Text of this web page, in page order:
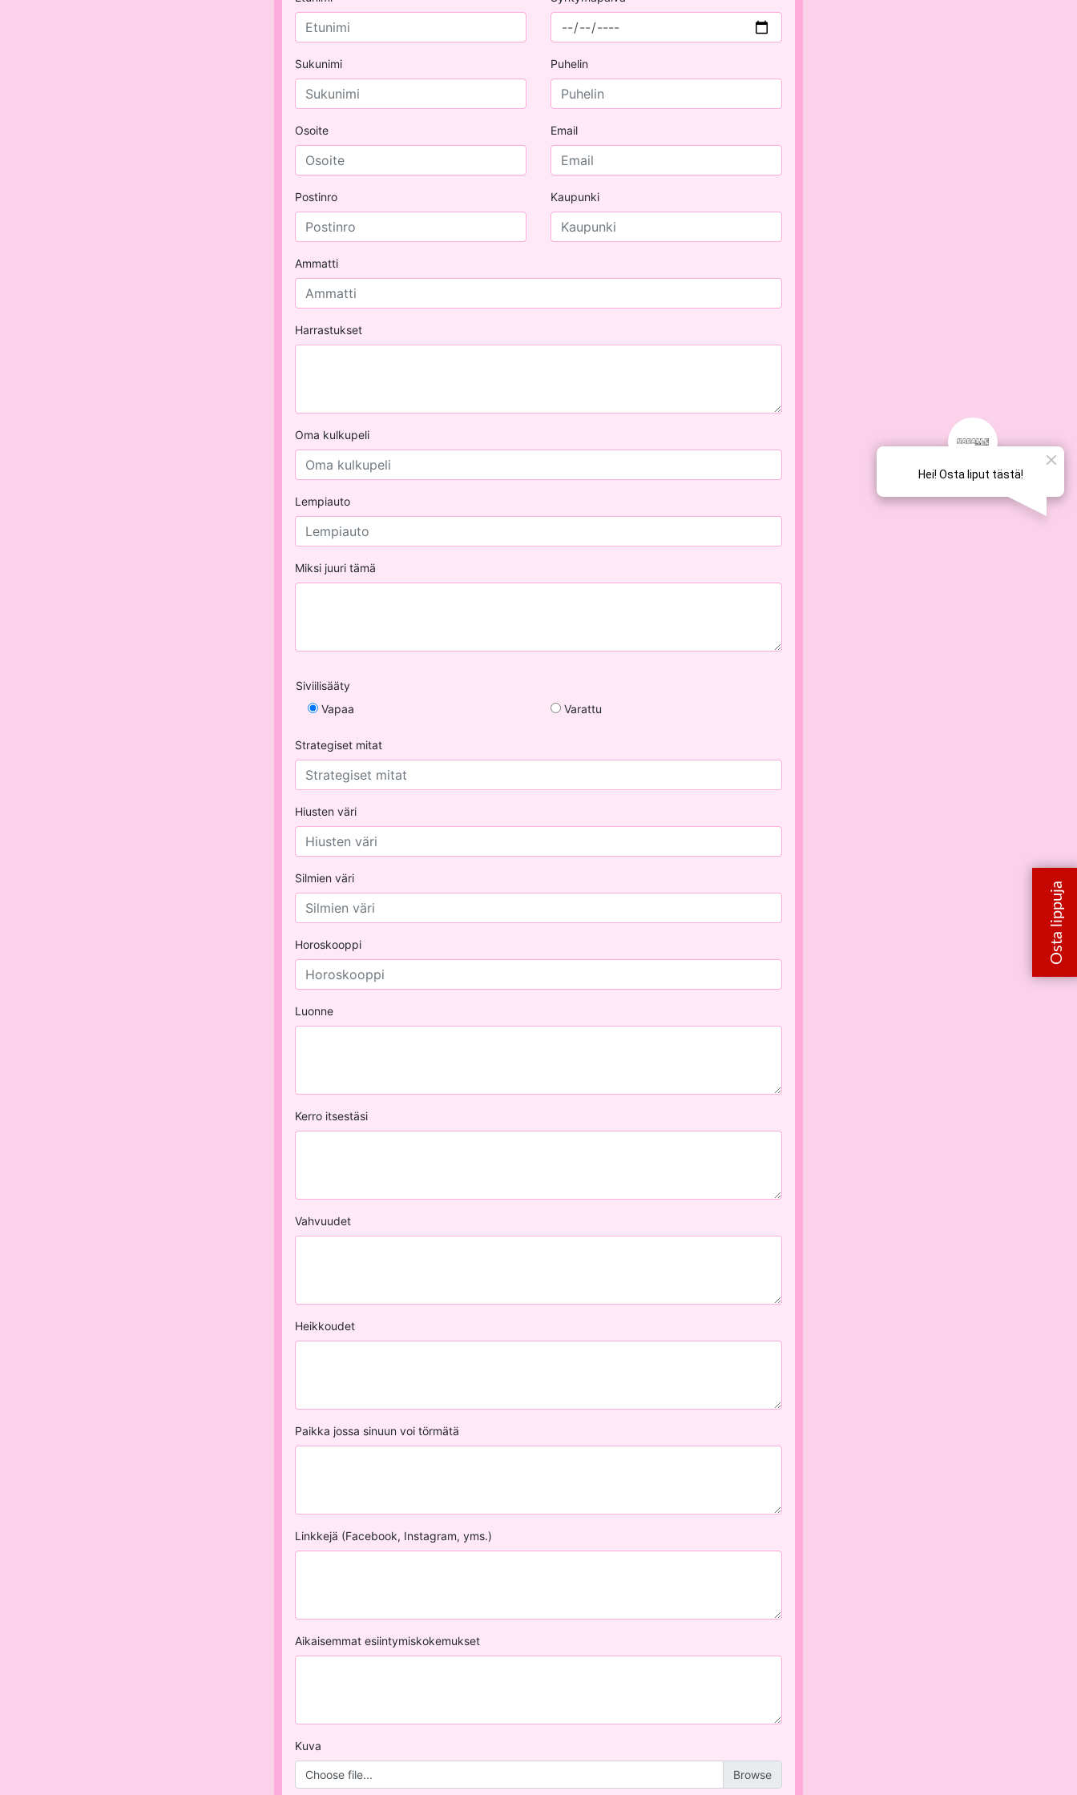
Sukunimi
Osoite
Postinro
Puhelin
Email
Kaupunki
Ammatti
Harrastukset
Oma kulkupeli
Lempiauto
Miksi juuri tämä
Siviilisääty
Vapaa
Varattu
Strategiset mitat
Hiusten väri
Silmien väri
Horoskooppi
Luonne
Kerro itsestäsi
Vahvuudet
Heikkoudet
Paikka jossa sinuun voi törmätä
Linkkejä (Facebook, Instagram, yms.)
Aikaisemmat esiintymiskokemukset
Kuva
Choose file...